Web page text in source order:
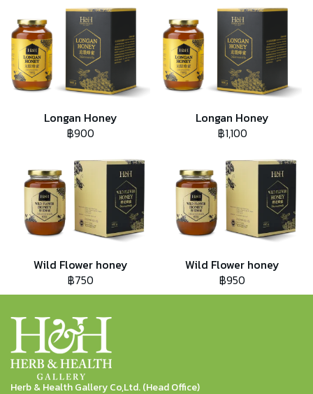
Longan Honey
฿900
Longan Honey
฿1,100
Wild Flower honey
฿750
Wild Flower honey
฿950
Herb & Health Gallery Co,Ltd. (Head Office)